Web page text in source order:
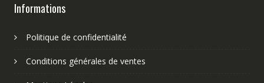
Informations
Politique de confidentialité
Conditions générales de ventes